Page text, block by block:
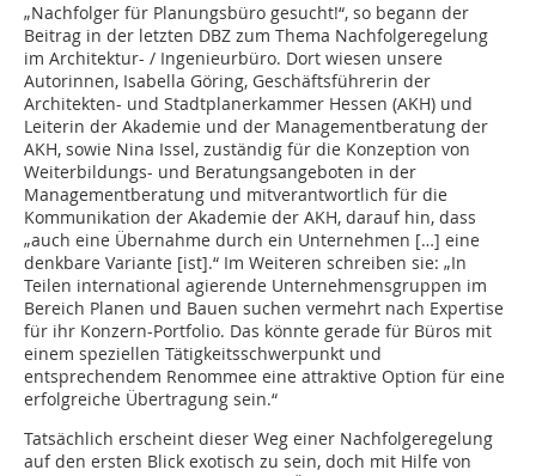
„Nachfolger für Planungsbüro gesucht!“, so begann der
Beitrag in der letzten DBZ zum Thema Nachfolgeregelung
im Architektur- / Ingenieurbüro. Dort wiesen unsere
Autorinnen, Isabella Göring, Geschäftsführerin der
Architekten- und Stadtplanerkammer Hessen (AKH) und
Leiterin der Akademie und der Managementberatung der
AKH, sowie Nina Issel, zuständig für die Konzeption von
Weiterbildungs- und Beratungsangeboten in der
Managementberatung und mitverantwortlich für die
Kommunikation der Akademie der AKH, darauf hin, dass
„auch eine Übernahme durch ein Unternehmen […] eine
denkbare Variante [ist].“ Im Weiteren schreiben sie: „In
Teilen international agierende Unternehmensgruppen im
Bereich Planen und Bauen suchen vermehrt nach Expertise
für ihr Konzern-Portfolio. Das könnte gerade für Büros mit
einem speziellen Tätigkeitsschwerpunkt und
entsprechendem Renommee eine attraktive Option für eine
erfolgreiche Übertragung sein.“
Tatsächlich erscheint dieser Weg einer Nachfolgeregelung
auf den ersten Blick exotisch zu sein, doch mit Hilfe von